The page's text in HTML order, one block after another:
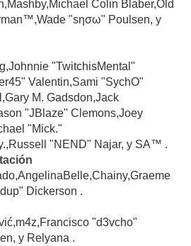
Colin Blaber,Old
"sησω" Poulsen, y
"TwitchisMental"
Valentin,Sami "SychO"
M. Gadsdon,Jack
"JBlaze" Clemons,Joey
"Mick."
"NEND" Najar, y SA™ .
Dickerson .
"d3vcho"
y Relyana .